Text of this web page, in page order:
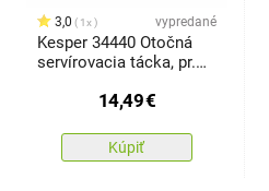
3,0 1x vypredané
Kesper 34440 Otočná
servírovacia tácka, pr.
14,49€
Kúpiť